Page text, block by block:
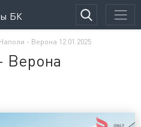
БК
- Верона 12.01.2025
Верона